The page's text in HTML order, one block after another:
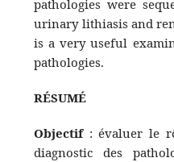
pathologies were
urinary lithiasis and
is a very useful
pathologies.
RÉSUMÉ
Objectif: évaluer le
diagnostic des